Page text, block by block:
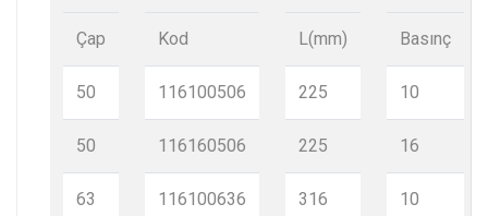
Çap
50
50
63
Kod
116100506
116160506
116100636
L(mm)
225
225
316
Basınç
10
16
10